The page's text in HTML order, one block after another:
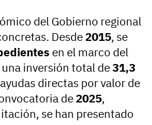
del Gobierno regional
Desde 2015, se
en el marco del
inversión total de31,3
directas por valor de
de 2025,
se han presentado